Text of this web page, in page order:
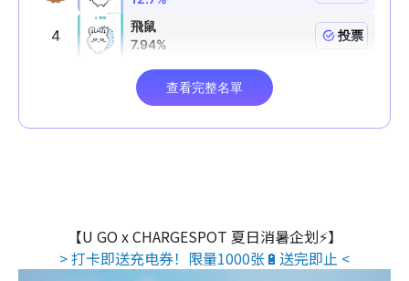
【U GO x CHARGESPOT 夏日消暑企划⚡】
> 打卡即送充电券！限量1000张🔋送完即止 <